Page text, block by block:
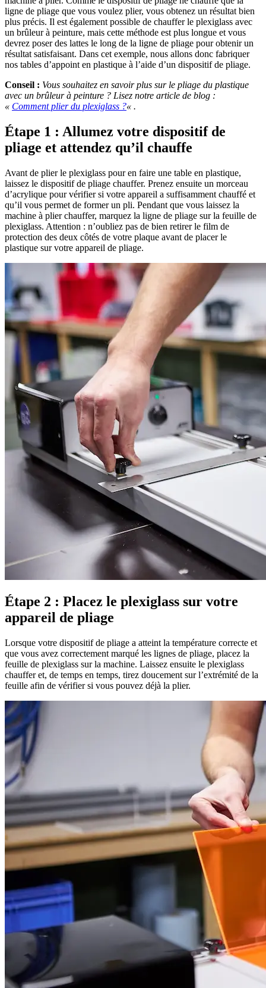
ligne de pliage que vous voulez plier, vous obtenez un résultat bien
plus précis. Il est également possible de chauffer le plexiglass avec
un brûleur à peinture, mais cette méthode est plus longue et vous
devrez poser des lattes le long de la ligne de pliage pour obtenir un
résultat satisfaisant. Dans cet exemple, nous allons donc fabriquer
nos tables d’appoint en plastique à l’aide d’un dispositif de pliage.
Conseil : Vous souhaitez en savoir plus sur le pliage du plastique
avec un brûleur à peinture ? Lisez notre article de blog :
« Comment plier du plexiglass ?« .
Étape 1 : Allumez votre dispositif de
pliage et attendez qu’il chauffe
Avant de plier le plexiglass pour en faire une table en plastique,
laissez le dispositif de pliage chauffer. Prenez ensuite un morceau
d’acrylique pour vérifier si votre appareil a suffisamment chauffé et
qu’il vous permet de former un pli. Pendant que vous laissez la
machine à plier chauffer, marquez la ligne de pliage sur la feuille de
plexiglass. Attention : n’oubliez pas de bien retirer le film de
protection des deux côtés de votre plaque avant de placer le
plastique sur votre appareil de pliage.
Étape 2 : Placez le plexiglass sur votre
appareil de pliage
Lorsque votre dispositif de pliage a atteint la température correcte et
que vous avez correctement marqué les lignes de pliage, placez la
feuille de plexiglass sur la machine. Laissez ensuite le plexiglass
chauffer et, de temps en temps, tirez doucement sur l’extrémité de la
feuille afin de vérifier si vous pouvez déjà la plier.